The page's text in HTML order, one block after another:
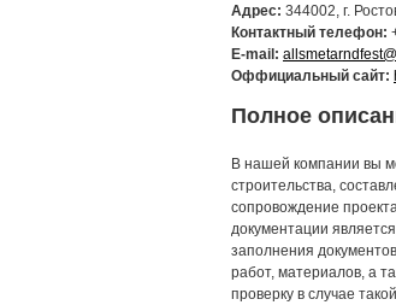
Адрес: 344002, г.
Контактный телефон:
E-mail:
Оффициальный сайт:
Полное
В нашей компании вы
строительства,
сопровождение
документации
заполнения
работ, материалов, а
проверку в случае